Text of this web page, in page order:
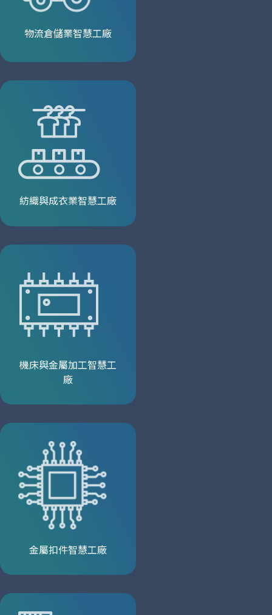
物流倉儲業智慧工廠
紡織與成衣業智慧工廠
機床與金屬加工智慧工
廠
金屬扣件智慧工廠